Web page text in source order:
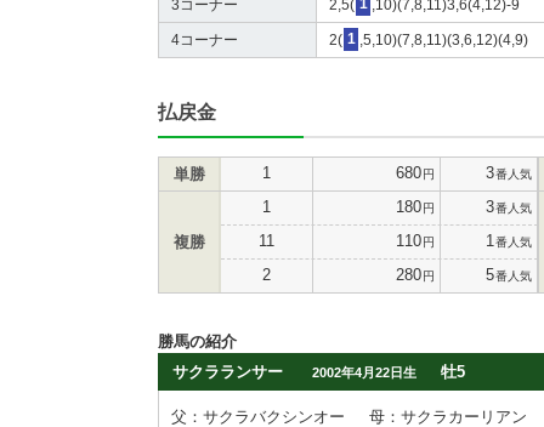
3コーナー 2,5( 1 ,10)(7,8,11)3,6(4,12)-9
4コーナー 2( 1 ,5,10)(7,8,11)(3,6,12)(4,9)
払戻金
単勝 1 680円 3番人気
複勝
1 180円 3番人気
11 110円 1 番人気
2 280円 5番人気
勝馬の紹介
サクラランサー
2002年4月22日生 牡5
父：サクラバクシンオー
母：サクラカーリアン